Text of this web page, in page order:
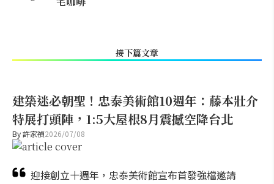
接下篇文章
建築迷必朝聖！忠泰美術館10週年：藤本壯介
特展打頭陣，1:5大屋根8月震撼空降台北
By許家禎2026/07/08
迎接創立十週年，忠泰美術館宣布首發強檔邀請